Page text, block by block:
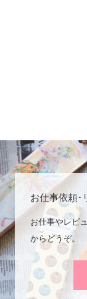
お仕事依頼･
お仕事やレビ
からどうぞ。